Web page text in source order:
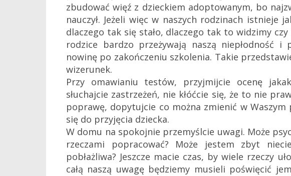
zbudować więź z dzieckiem adoptowanym, bo
nauczył. Jeżeli więc w naszych rodzinach istnieje
dlaczego tak się stało, dlaczego tak to widzimy
rodzice bardzo przeżywają naszą niepłodność
nowinę po zakończeniu szkolenia. Takie
wizerunek.
Przy omawianiu testów, przyjmijcie ocenę
słuchajcie zastrzeżeń, nie kłóćcie się, że to nie
poprawę, dopytujcie co można zmienić w
się do przyjęcia dziecka.
W domu na spokojnie przemyślcie uwagi. Może
rzeczami popracować? Może jestem zbyt
pobłażliwa? Jeszcze macie czas, by wiele rzeczy
całą naszą uwagę będziemy musieli poświęcić